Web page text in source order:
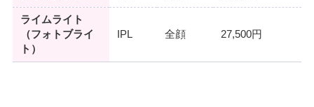
ライムライト
（フォトブライ
ト）
IPL 全顔 27,500円